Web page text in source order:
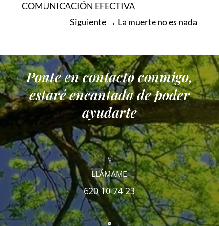
COMUNICACIÓN EFECTIVA
Siguiente → La muerte no es nada
Ponte en contacto conmigo,
estaré encantada de poder
ayudarte
LLÁMAME
620 10 74 23